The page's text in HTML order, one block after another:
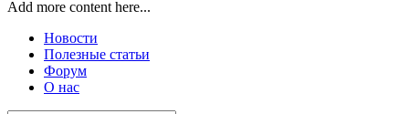
Add more content here...
Новости
Полезные статьи
Форум
О нас